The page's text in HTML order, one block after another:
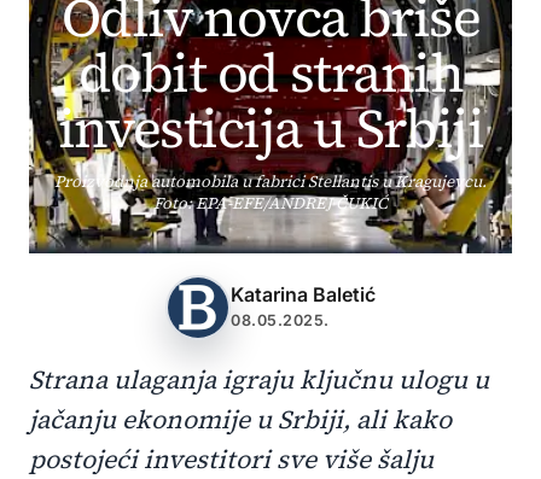
Odliv novca briše
dobit od stranih
investicija u Srbiji
Proizvodnja automobila u fabrici Stellantis u Kragujevcu.
Foto: EPA-EFE/ANDREJ ČUKIĆ
Katarina Baletić
08.05.2025.
Strana ulaganja igraju ključnu ulogu u
jačanju ekonomije u Srbiji, ali kako
postojeći investitori sve više šalju